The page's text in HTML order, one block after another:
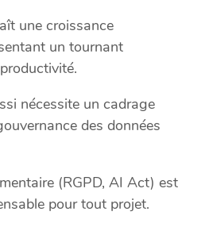
une croissance
un tournant
nécessite un cadrage
des données
(RGPD, AI Act) est
pour tout projet.